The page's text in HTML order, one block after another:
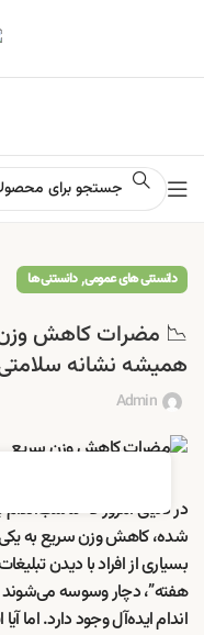
دانستنی های عمومی,دانستنی ها
📉 مضرات کاهش
همیشه نشانه
Admin
در دنیای امروز که
شده، کاهش وزن سریع به
هفته”، دچار وسوسه می‌شوند
اندام ایده‌آل وجود دارد. اما